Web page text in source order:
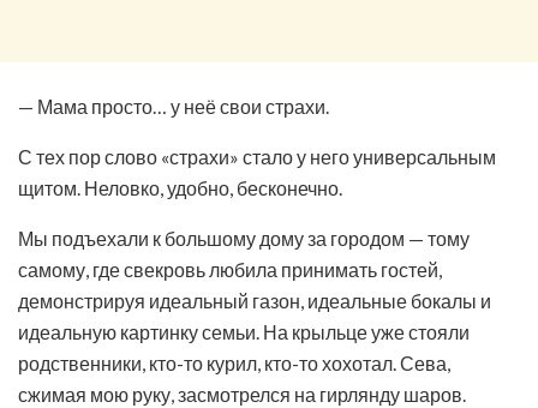
— Мама просто… у неё свои страхи.
С тех пор слово «страхи» стало у него универсальным
щитом. Неловко, удобно, бесконечно.
Мы подъехали к большому дому за городом — тому
самому, где свекровь любила принимать гостей,
демонстрируя идеальный газон, идеальные бокалы и
идеальную картинку семьи. На крыльце уже стояли
родственники, кто-то курил, кто-то хохотал. Сева,
сжимая мою руку, засмотрелся на гирлянду шаров.